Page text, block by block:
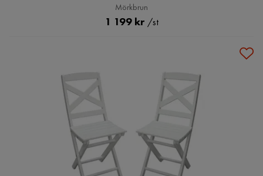
Mörkbrun
Pris
1 199 kr /st